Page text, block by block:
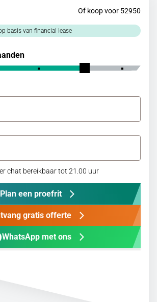
Of koop voor 52950
basis van financial lease
chat bereikbaar tot 21.00 uur
Plan een proefrit
gratis offerte
WhatsApp met ons